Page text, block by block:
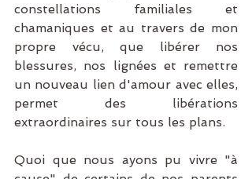
constellations familiales et
chamaniques et au travers de mon
propre vécu, que libérer nos
blessures, nos lignées et remettre
un nouveau lien d'amour avec elles,
permet des libérations
extraordinaires sur tous les plans.
Quoi que nous ayons pu vivre "à